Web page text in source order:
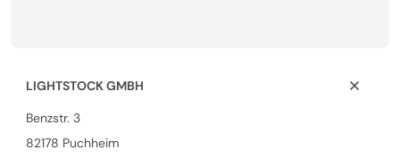
LIGHTSTOCK GMBH
Benzstr. 3
82178 Puchheim